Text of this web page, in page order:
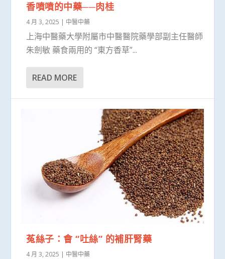
香噴噴的中藥──肉桂
4 月 3, 2025 | 中醫中藥
上海中醫藥大學附屬市中醫醫院藥學部副主任醫師
朱劍敏 藥食兩用的 “東方香草”...
READ MORE
菟絲子：會 “吐絲” 的補肝腎藥
4 月 3, 2025 | 中醫中藥